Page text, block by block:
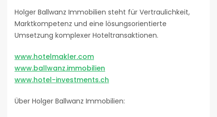
Holger Ballwanz Immobilien steht für Vertraulichkeit,
Marktkompetenz und eine lösungsorientierte
Umsetzung komplexer Hoteltransaktionen.
www.hotelmakler.com
www.ballwanz.immobilien
www.hotel-investments.ch
Über Holger Ballwanz Immobilien: